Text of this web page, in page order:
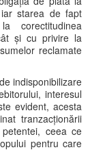
starea de fapt
corectitudinea
și cu privire la
reclamate
indisponibilizare
interesul
evident, acesta
tranzacționării
ceea ce
pentru care